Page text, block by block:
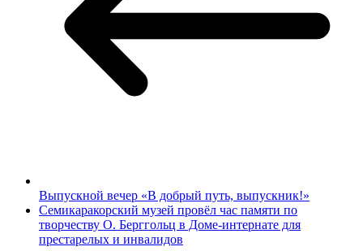
Выпускной вечер «В добрый путь, выпускник!»
Семикаракорский музей провёл час памяти по
творчеству О. Берггольц в Доме-интернате для
престарелых и инвалидов